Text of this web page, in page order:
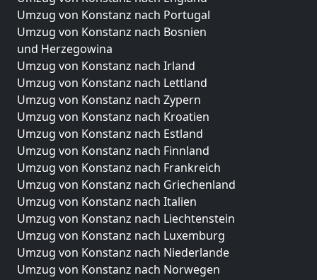
Umzug von Konstanz nach Portugal
Umzug von Konstanz nach Bosnien
und Herzegowina
Umzug von Konstanz nach Irland
Umzug von Konstanz nach Lettland
Umzug von Konstanz nach Zypern
Umzug von Konstanz nach Kroatien
Umzug von Konstanz nach Estland
Umzug von Konstanz nach Finnland
Umzug von Konstanz nach Frankreich
Umzug von Konstanz nach Griechenland
Umzug von Konstanz nach Italien
Umzug von Konstanz nach Liechtenstein
Umzug von Konstanz nach Luxemburg
Umzug von Konstanz nach Niederlande
Umzug von Konstanz nach Norwegen